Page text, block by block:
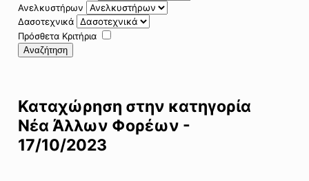
Ανελκυστήρων
Δασοτεχνικά
Πρόσθετα Κριτήρια
Αναζήτηση
Καταχώρηση στην κατηγορία
Νέα Άλλων Φορέων -
17/10/2023